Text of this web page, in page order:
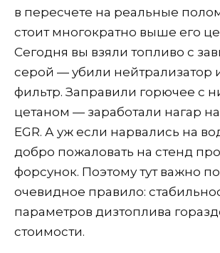
в пересчете на реальные
стоит многократно выше его
Сегодня вы взяли топливо с
серой — убили нейтрализатор
фильтр. Заправили горючее с
цетаном — заработали нагар
EGR. А уж если нарвались на
добро пожаловать на стенд
форсунок. Поэтому тут важно
очевидное правило:
параметров дизтоплива
стоимости.